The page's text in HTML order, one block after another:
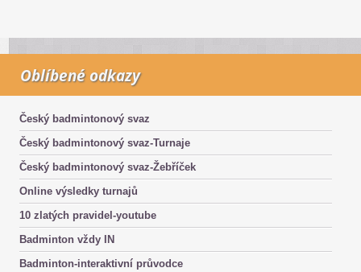
Oblíbené odkazy
Český badmintonový svaz
Český badmintonový svaz-Turnaje
Český badmintonový svaz-Žebříček
Online výsledky turnajů
10 zlatých pravidel-youtube
Badminton vždy IN
Badminton-interaktivní průvodce